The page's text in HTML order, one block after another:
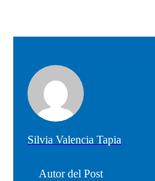
Silvia Valencia Tapia
Autor del Post